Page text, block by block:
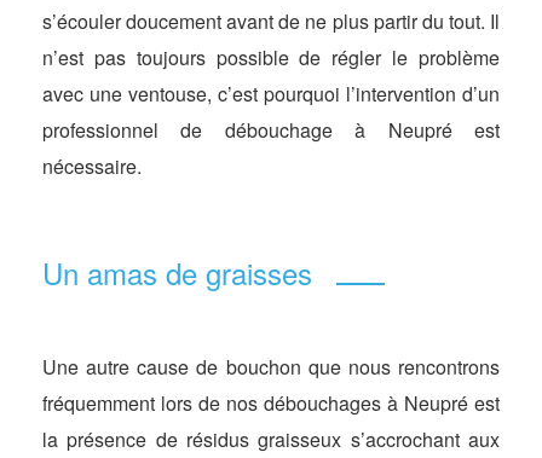
s’écouler doucement avant de ne plus partir du tout. Il
n’est pas toujours possible de régler le problème
avec une ventouse, c’est pourquoi l’intervention d’un
professionnel de débouchage à Neupré est
nécessaire.
Un amas de graisses
Une autre cause de bouchon que nous rencontrons
fréquemment lors de nos débouchages à Neupré est
la présence de résidus graisseux s’accrochant aux